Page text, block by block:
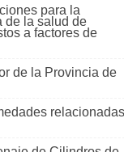
para la
de la salud de
a factores de
de la Provincia de
relacionadas